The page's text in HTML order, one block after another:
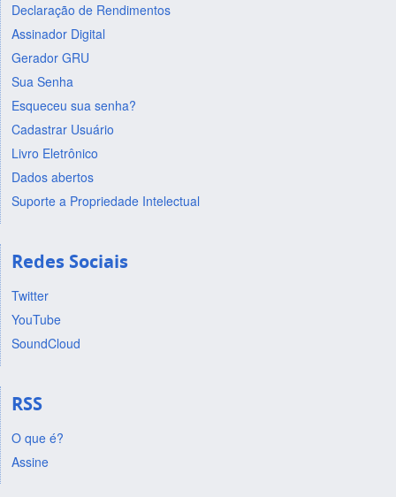
Declaração de Rendimentos
Assinador Digital
Gerador GRU
Sua Senha
Esqueceu sua senha?
Cadastrar Usuário
Livro Eletrônico
Dados abertos
Suporte a Propriedade Intelectual
Redes Sociais
Twitter
YouTube
SoundCloud
RSS
O que é?
Assine